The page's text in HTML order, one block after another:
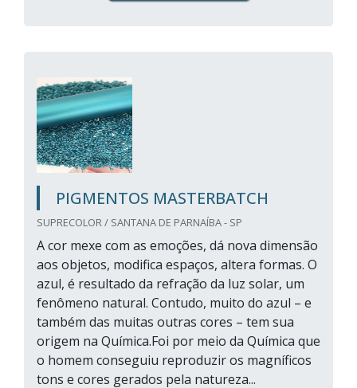
PIGMENTOS MASTERBATCH
SUPRECOLOR / SANTANA DE PARNAÍBA - SP
A cor mexe com as emoções, dá nova dimensão
aos objetos, modifica espaços, altera formas. O
azul, é resultado da refração da luz solar, um
fenômeno natural. Contudo, muito do azul – e
também das muitas outras cores – tem sua
origem na Química.Foi por meio da Química que
o homem conseguiu reproduzir os magníficos
tons e cores gerados pela natureza...